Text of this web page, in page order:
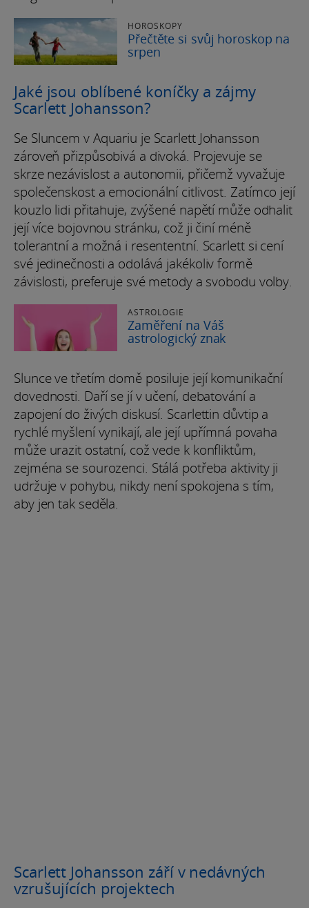
HOROSKOPY
Přečtěte si svůj horoskop na
srpen
Jaké jsou oblíbené koníčky a zájmy
Scarlett Johansson?
Se Sluncem v Aquariu je Scarlett Johansson
zároveň přizpůsobivá a divoká. Projevuje se
skrze nezávislost a autonomii, přičemž vyvažuje
společenskost a emocionální citlivost. Zatímco její
kouzlo lidi přitahuje, zvýšené napětí může odhalit
její více bojovnou stránku, což ji činí méně
tolerantní a možná i resententní. Scarlett si cení
své jedinečnosti a odolává jakékoliv formě
závislosti, preferuje své metody a svobodu volby.
ASTROLOGIE
Zaměření na Váš
astrologický znak
Slunce ve třetím domě posiluje její komunikační
dovednosti. Daří se jí v učení, debatování a
zapojení do živých diskusí. Scarlettin důvtip a
rychlé myšlení vynikají, ale její upřímná povaha
může urazit ostatní, což vede k konfliktům,
zejména se sourozenci. Stálá potřeba aktivity ji
udržuje v pohybu, nikdy není spokojena s tím,
aby jen tak seděla.
Scarlett Johansson září v nedávných
vzrušujících projektech